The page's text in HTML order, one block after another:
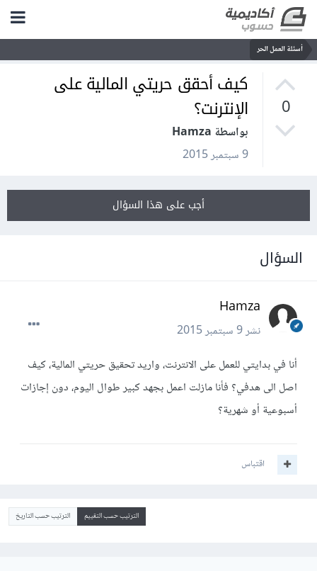
أسئلة العمل الحر
0
كيف أحقق حريتي المالية على
الإنترنت؟
بواسطة Hamza
9 سبتمبر 2015
أجب على هذا السؤال
السؤال
Hamza
نشر9 سبتمبر 2015
أنا في بدايتي للعمل على الانترنت، واريد تحقيق حريتي المالية، كيف
اصل الى هدفي؟ فأنا مازلت اعمل بجهد كبير طوال اليوم، دون إجازات
أسبوعية أو شهرية؟
اقتباس
الترتيب حسب التقييم الترتيب حسب التاريخ